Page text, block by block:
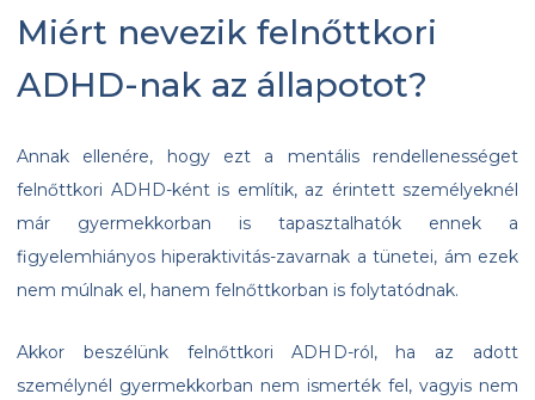
Miért nevezik felnőttkori
ADHD-nak az állapotot?
Annak ellenére, hogy ezt a mentális rendellenességet
felnőttkori ADHD-ként is említik, az érintett személyeknél
már gyermekkorban is tapasztalhatók ennek a
figyelemhiányos hiperaktivitás-zavarnak a tünetei, ám ezek
nem múlnak el, hanem felnőttkorban is folytatódnak.
Akkor beszélünk felnőttkori ADHD-ról, ha az adott
személynél gyermekkorban nem ismerték fel, vagyis nem